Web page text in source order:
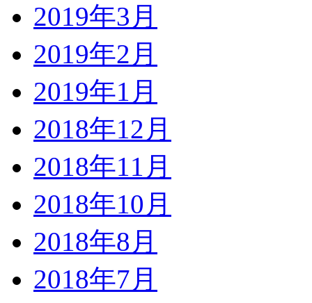
2019年3月
2019年2月
2019年1月
2018年12月
2018年11月
2018年10月
2018年8月
2018年7月